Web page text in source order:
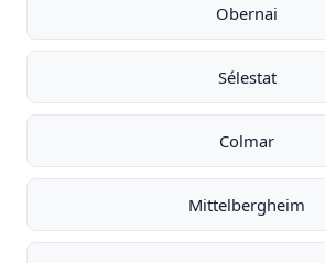
Obernai
Sélestat
Colmar
Mittelbergheim